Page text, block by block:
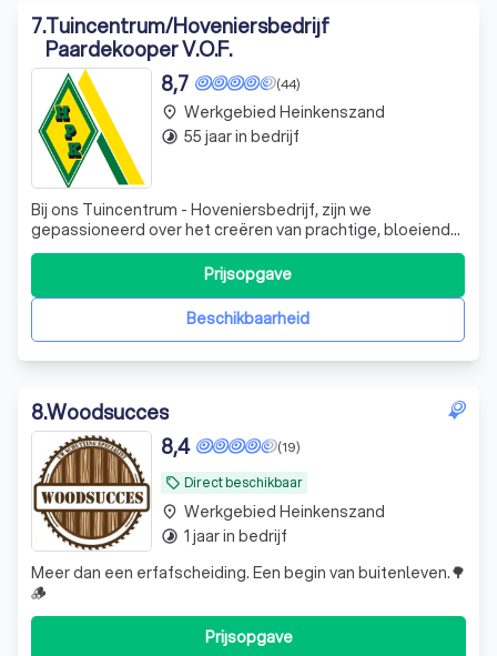
7.Tuincentrum/Hoveniersbedrijf
Paardekooper V.O.F.
(44)
8,7
Bij ons Tuincentrum - Hoveniersbedrijf, zijn we
gepassioneerd over het creëren van prachtige, bloeiende
ruimtes. Of u nu een doorgewinterde tuinier bent of net
begint, wij hebben alles wat u nodig heeft om uw tuin tot
leven te brengen. Ons assortiment is breed en divers, van
levend groen tot kleurriBeschikbaarheid
Prijsopgave
place Werkgebied Heinkenszand
timelapse 55 jaar in bedrijf
8.Woodsucces
local_offer Direct beschikbaar
(19)
8,4
Meer dan een erfafscheiding. Een begin van buitenleven.🌳
🪵
Prijsopgave
place Werkgebied Heinkenszand
timelapse 1 jaar in bedrijf